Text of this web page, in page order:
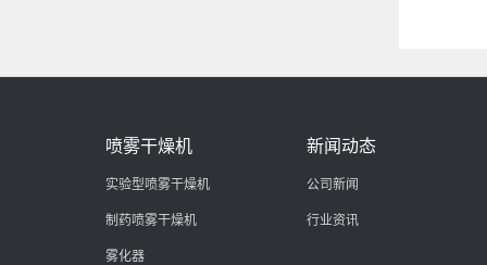
喷雾干燥机
实验型喷雾干燥机
制药喷雾干燥机
雾化器
新闻动态
公司新闻
行业资讯